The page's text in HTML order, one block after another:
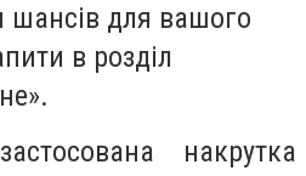
шансів для вашого
в розділ
накрутка